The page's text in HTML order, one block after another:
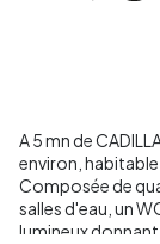
A 5 mn de
environ,
Composée de
salles d'eau, un
lumineux